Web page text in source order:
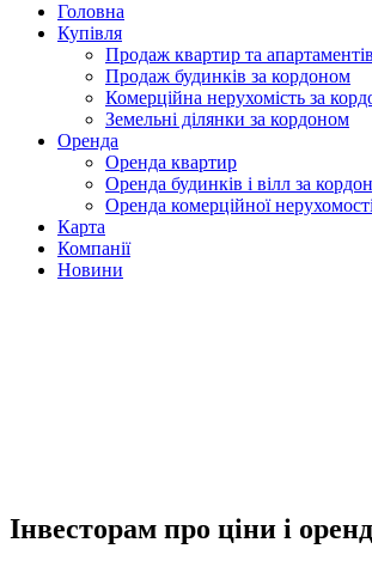
Головна
Купівля
Продаж квартир та
Продаж будинків за кордоном
Комерційна нерухомість за
Земельні ділянки за кордоном
Оренда
Оренда квартир
Оренда будинків і вілл за
Оренда комерційної
Карта
Компанії
Новини
Інвесторам про ціни і